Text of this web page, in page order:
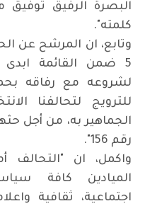
البصرة الرفيق توفيق
كلمته".
وتابع، ان المرشح عن
5 ضمن القائمة
لشروعه مع رفاقه
للترويج لتحالفنا
الجماهير به، من أجل
رقم 156".
واكمل، ان "التحالف
الميادين كافة
اجتماعية، ثقافية